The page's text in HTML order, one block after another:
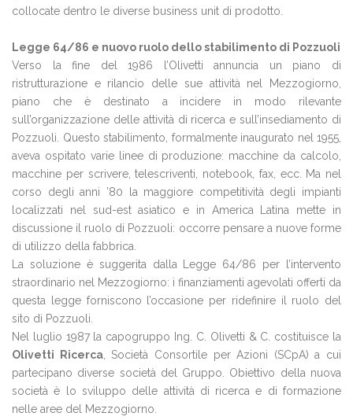
collocate dentro le diverse business unit di prodotto.
Legge 64/86 e nuovo ruolo dello stabilimento di Pozzuoli
Verso la fine del 1986 l’Olivetti annuncia un piano di
ristrutturazione e rilancio delle sue attività nel Mezzogiorno,
piano che è destinato a incidere in modo rilevante
sull’organizzazione delle attività di ricerca e sull’insediamento di
Pozzuoli. Questo stabilimento, formalmente inaugurato nel 1955,
aveva ospitato varie linee di produzione: macchine da calcolo,
macchine per scrivere, telescriventi, notebook, fax, ecc. Ma nel
corso degli anni ’80 la maggiore competitività degli impianti
localizzati nel sud-est asiatico e in America Latina mette in
discussione il ruolo di Pozzuoli: occorre pensare a nuove forme
di utilizzo della fabbrica.
La soluzione è suggerita dalla Legge 64/86 per l’intervento
straordinario nel Mezzogiorno: i finanziamenti agevolati offerti da
questa legge forniscono l’occasione per ridefinire il ruolo del
sito di Pozzuoli.
Nel luglio 1987 la capogruppo Ing. C. Olivetti & C. costituisce la
Olivetti Ricerca, Società Consortile per Azioni (SCpA) a cui
partecipano diverse società del Gruppo. Obiettivo della nuova
società è lo sviluppo delle attività di ricerca e di formazione
nelle aree del Mezzogiorno.